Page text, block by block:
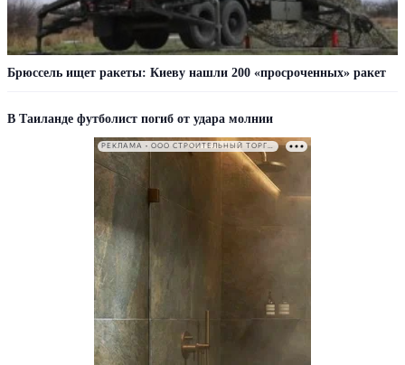
Брюссель ищет ракеты: Киеву нашли 200 «просроченных» ракет
В Таиланде футболист погиб от удара молнии
РЕКЛАМА • ООО СТРОИТЕЛЬНЫЙ ТОРГОВЫЙ ДОМ «ПЕТРОВИЧ». ИНН: 7802348846